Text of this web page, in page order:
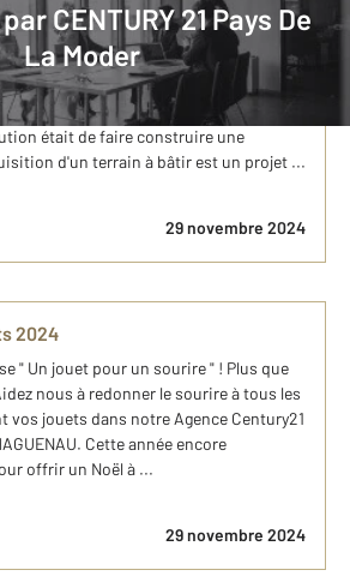
par CENTURY 21 Pays De
La Moder
un terrain ?
qui ne vous convient pas,
Vous ne parvenez pas à trouver
un programme répondant à tous vos
était de faire construire une
d'un terrain à bâtir est un projet ...
29 novembre 2024
2024
" Un jouet pour un sourire " ! Plus que
nous à redonner le sourire à tous les
vos jouets dans notre Agence Century21
Cette année encore
offrir un Noël à ...
29 novembre 2024